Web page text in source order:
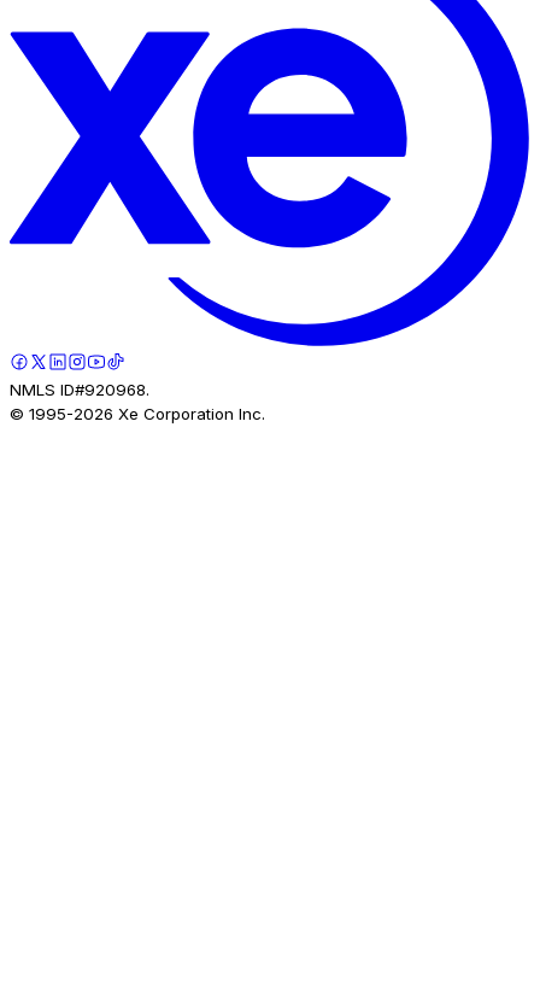
NMLS ID#920968.
© 1995-2026 Xe Corporation Inc.